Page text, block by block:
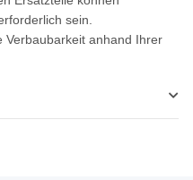
sein.
Verbaubarkeit anhand Ihrer